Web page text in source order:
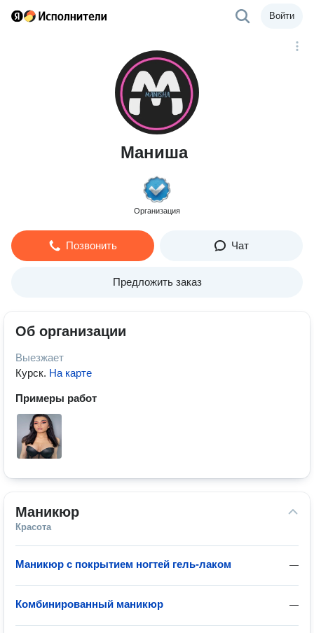
Войти
Маниша
Организация
Позвонить Чат
Предложить заказ
Об организации
Выезжает
Курск. На карте
Примеры работ
Маникюр
Красота
—
Маникюр с покрытием ногтей гель-лаком
—
Комбинированный маникюр